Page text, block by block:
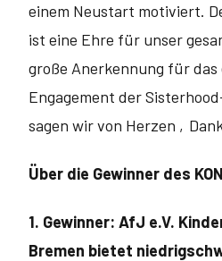
einem Neustart motiviert.
ist eine Ehre für unser
große Anerkennung für
Engagement der
sagen wir von Herzen
Über die Gewinner des
1. Gewinner: AfJ e.V.
Bremen bietet